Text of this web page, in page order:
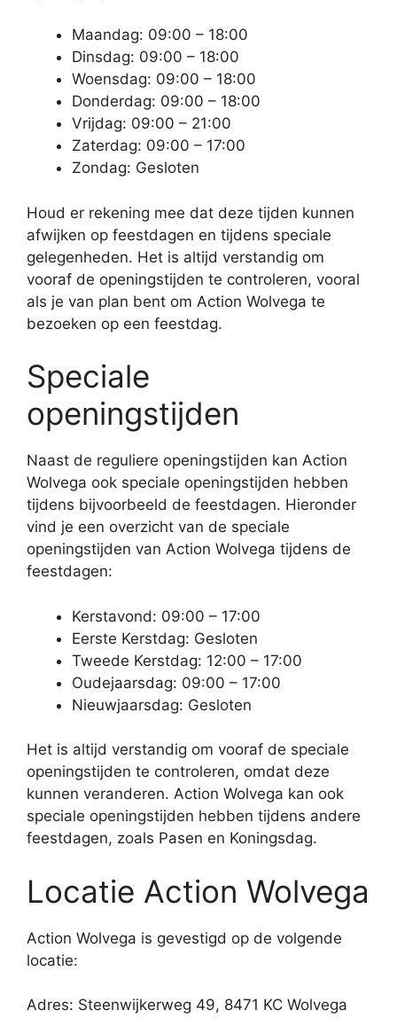
Maandag: 09:00 – 18:00
Dinsdag: 09:00 – 18:00
Woensdag: 09:00 – 18:00
Donderdag: 09:00 – 18:00
Vrijdag: 09:00 – 21:00
Zaterdag: 09:00 – 17:00
Zondag: Gesloten
Houd er rekening mee dat deze tijden kunnen
afwijken op feestdagen en tijdens speciale
gelegenheden. Het is altijd verstandig om
vooraf de openingstijden te controleren, vooral
als je van plan bent om Action Wolvega te
bezoeken op een feestdag.
Speciale
openingstijden
Naast de reguliere openingstijden kan Action
Wolvega ook speciale openingstijden hebben
tijdens bijvoorbeeld de feestdagen. Hieronder
vind je een overzicht van de speciale
openingstijden van Action Wolvega tijdens de
feestdagen:
Kerstavond: 09:00 – 17:00
Eerste Kerstdag: Gesloten
Tweede Kerstdag: 12:00 – 17:00
Oudejaarsdag: 09:00 – 17:00
Nieuwjaarsdag: Gesloten
Het is altijd verstandig om vooraf de speciale
openingstijden te controleren, omdat deze
kunnen veranderen. Action Wolvega kan ook
speciale openingstijden hebben tijdens andere
feestdagen, zoals Pasen en Koningsdag.
Locatie Action Wolvega
Action Wolvega is gevestigd op de volgende
locatie:
Adres: Steenwijkerweg 49, 8471 KC Wolvega